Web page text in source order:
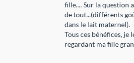
fille.... Sur la question
de tout...(différents
dans le lait maternel).
Tous ces bénéfices, je
regardant ma fille